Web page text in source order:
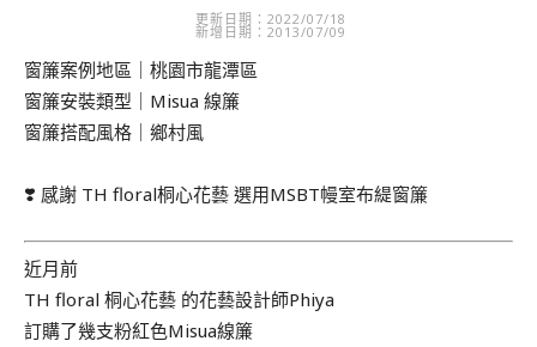
更新日期：2022/07/18
新增日期：2013/07/09
窗簾案例地區｜桃園市龍潭區
窗簾安裝類型｜Misua 線簾
窗簾搭配風格｜鄉村風
❣️ 感謝 TH floral桐心花藝 選用MSBT幔室布緹窗簾
近月前
TH floral 桐心花藝 的花藝設計師Phiya
訂購了幾支粉紅色Misua線簾